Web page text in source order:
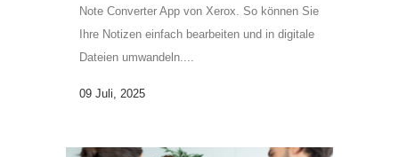
Note Converter App von Xerox. So können Sie
Ihre Notizen einfach bearbeiten und in digitale
Dateien umwandeln....
09 Juli, 2025